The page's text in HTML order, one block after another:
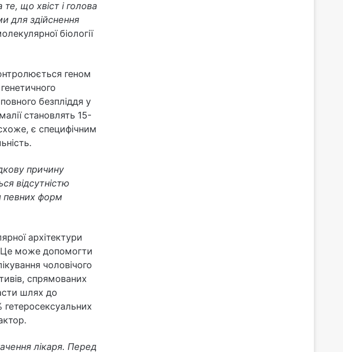
що хвіст і голова
для здійснення
біології
геном
безпліддя у
становлять 15-
є специфічним
причину
відсутністю
певних форм
архітектури
Це може допомогти
чоловічого
спрямованих
шлях до
гетеросексуальних
лікаря. Перед